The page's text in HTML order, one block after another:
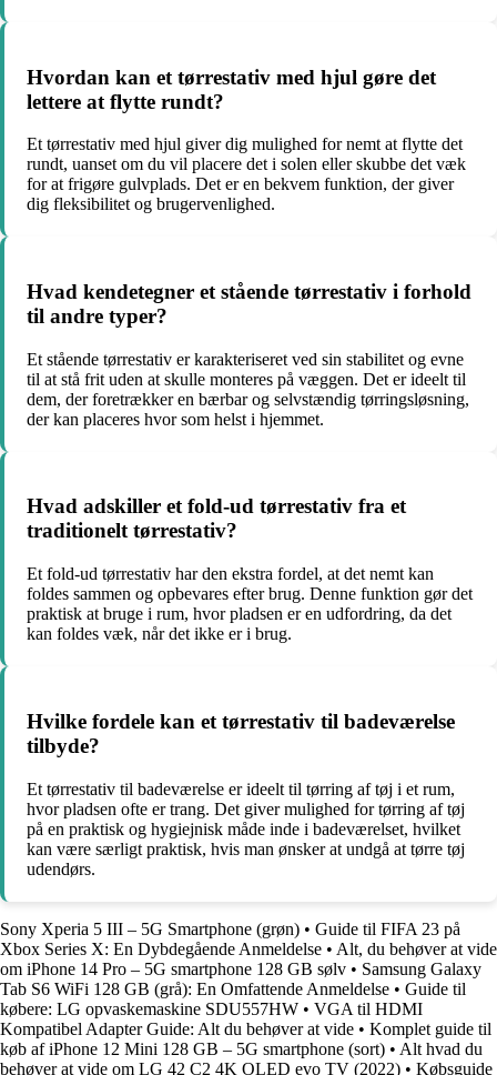
Hvordan kan et tørrestativ med hjul gøre det
lettere at flytte rundt?
Et tørrestativ med hjul giver dig mulighed for nemt at flytte det
rundt, uanset om du vil placere det i solen eller skubbe det væk
for at frigøre gulvplads. Det er en bekvem funktion, der giver
dig fleksibilitet og brugervenlighed.
Hvad kendetegner et stående tørrestativ i forhold
til andre typer?
Et stående tørrestativ er karakteriseret ved sin stabilitet og evne
til at stå frit uden at skulle monteres på væggen. Det er ideelt til
dem, der foretrækker en bærbar og selvstændig tørringsløsning,
der kan placeres hvor som helst i hjemmet.
Hvad adskiller et fold-ud tørrestativ fra et
traditionelt tørrestativ?
Et fold-ud tørrestativ har den ekstra fordel, at det nemt kan
foldes sammen og opbevares efter brug. Denne funktion gør det
praktisk at bruge i rum, hvor pladsen er en udfordring, da det
kan foldes væk, når det ikke er i brug.
Hvilke fordele kan et tørrestativ til badeværelse
tilbyde?
Et tørrestativ til badeværelse er ideelt til tørring af tøj i et rum,
hvor pladsen ofte er trang. Det giver mulighed for tørring af tøj
på en praktisk og hygiejnisk måde inde i badeværelset, hvilket
kan være særligt praktisk, hvis man ønsker at undgå at tørre tøj
udendørs.
Sony Xperia 5 III – 5G Smartphone (grøn) • Guide til FIFA 23 på
Xbox Series X: En Dybdegående Anmeldelse • Alt, du behøver at vide
om iPhone 14 Pro – 5G smartphone 128 GB sølv • Samsung Galaxy
Tab S6 WiFi 128 GB (grå): En Omfattende Anmeldelse • Guide til
købere: LG opvaskemaskine SDU557HW • VGA til HDMI
Kompatibel Adapter Guide: Alt du behøver at vide • Komplet guide til
køb af iPhone 12 Mini 128 GB – 5G smartphone (sort) • Alt hvad du
behøver at vide om LG 42 C2 4K OLED evo TV (2022) • Købsguide